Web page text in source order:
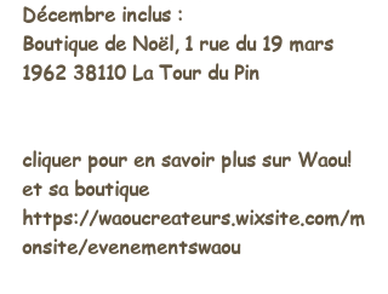
Décembre inclus :
Boutique de Noël, 1 rue du 19 mars
1962 38110 La Tour du Pin
cliquer pour en savoir plus sur Waou!
et sa boutique
https://waoucreateurs.wixsite.com/m
onsite/evenementswaou